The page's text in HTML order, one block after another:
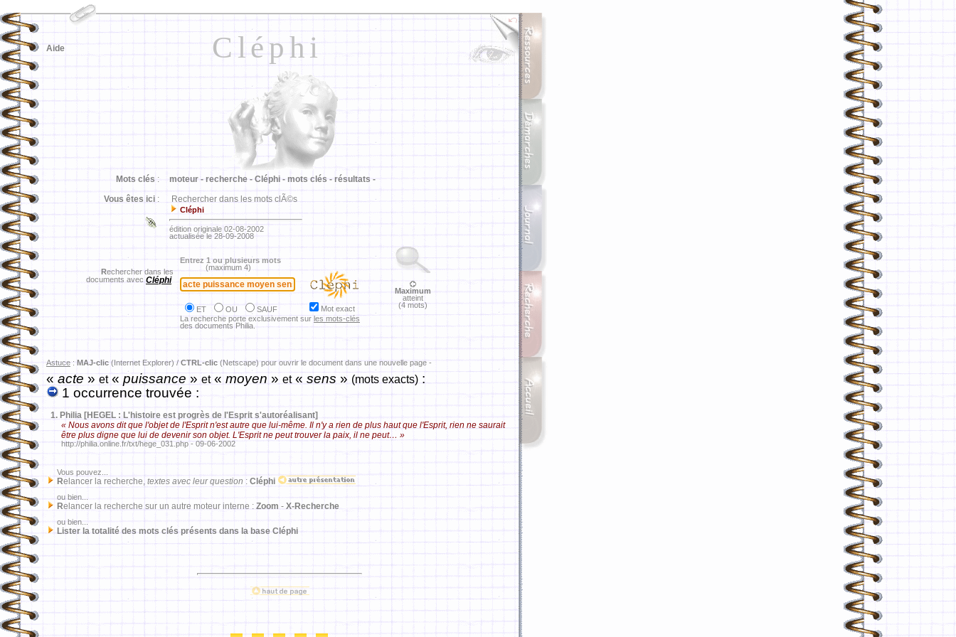
Cléphi
Aide
Mots clés : moteur - recherche - Cléphi - mots clés - résultats -
Vous êtes ici : Rechercher dans les mots clÃ©s
Cléphi
édition originale 02-08-2002
actualisée le 28-09-2008
Rechercher dans les
documents avec Cléphi
Entrez 1 ou plusieurs mots
(maximum 4)
ET OU SAUF
Mot exact
La recherche porte exclusivement sur les mots-clés
des documents Philia.
Maximum
atteint
(4 mots)
Astuce : MAJ-clic (Internet Explorer) / CTRL-clic (Netscape) pour ouvrir le document dans une nouvelle page -
«acte »et« puissance » et« moyen » et« sens » (mots exacts) :
1 occurrence trouvée :
1. Philia [HEGEL : L'histoire est progrès de l'Esprit s'autoréalisant]
« Nous avons dit que l'objet de l'Esprit n'est autre que lui-même. Il n'y a rien de plus haut que l'Esprit, rien ne saurait
être plus digne que lui de devenir son objet. L'Esprit ne peut trouver la paix, il ne peut… »
http://philia.online.fr/txt/hege_031.php - 09-06-2002
Vous pouvez...
Relancer la recherche, textes avec leur question : Cléphi
ou bien...
Relancer la recherche sur un autre moteur interne : Zoom - X-Recherche
ou bien...
Lister la totalité des mots clés présents dans la base Cléphi